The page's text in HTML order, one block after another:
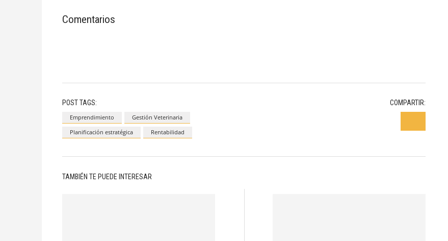
Comentarios
POST TAGS:
Emprendimiento
Gestión Veterinaria
Planificación estratégica
Rentabilidad
COMPARTIR:
TAMBIÉN TE PUEDE INTERESAR